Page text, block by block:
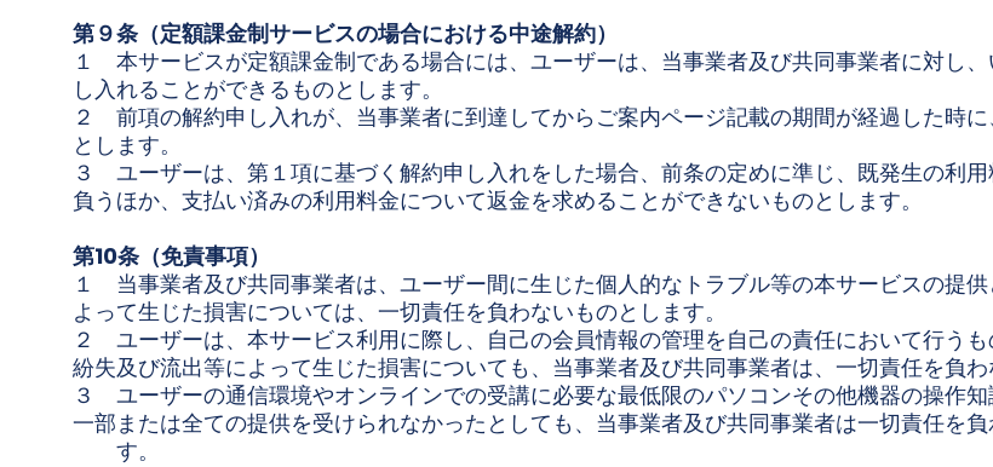
第９条（定額課金制サービスの場合における中途解約）
１ 本サービスが定額課金制である場合には、ユーザーは、当事業者及び共同事業者に対し
し入れることができるものとします。
２ 前項の解約申し入れが、当事業者に到達してからご案内ページ記載の期間が経過した時
とします。
３ ユーザーは、第１項に基づく解約申し入れをした場合、前条の定めに準じ、既発生の利
負うほか、支払い済みの利用料金について返金を求めることができないものとします。
第10条（免責事項）
１ 当事業者及び共同事業者は、ユーザー間に生じた個人的なトラブル等の本サービスの提
よって生じた損害については、一切責任を負わないものとします。
２ ユーザーは、本サービス利用に際し、自己の会員情報の管理を自己の責任において行う
紛失及び流出等によって生じた損害についても、当事業者及び共同事業者は、一切責任を負わ
３ ユーザーの通信環境やオンラインでの受講に必要な最低限のパソコンその他機器の操作
一部または全ての提供を受けられなかったとしても、当事業者及び共同事業者は一切責任を
す。